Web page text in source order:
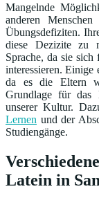
Mangelnde
anderen
Übungsdefiziten.
diese Dezizite zu
Sprache, da sie
interessieren. Einige
da es die Eltern
Grundlage für das
unserer Kultur.
Lernen und der
Studiengänge.
Latein in